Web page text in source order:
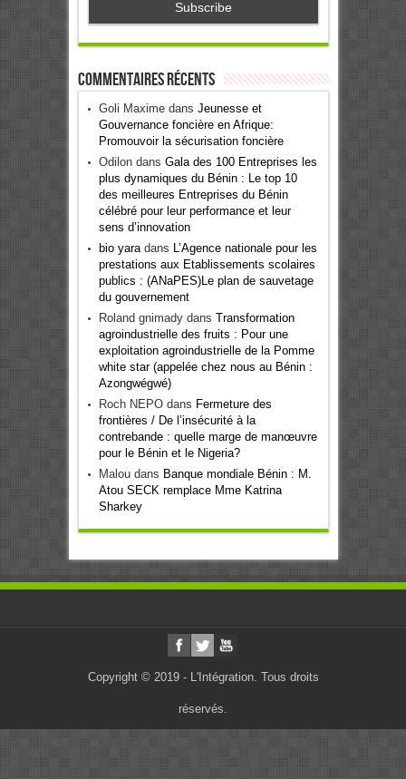
Commentaires récents
Goli Maximedans Jeunesse et
Gouvernance foncière en Afrique:
Promouvoir la sécurisation foncière
Odilondans Gala des 100 Entreprises les
plus dynamiques du Bénin : Le top 10
des meilleures Entreprises du Bénin
célébré pour leur performance et leur
sens d’innovation
bio yaradans
L’Agence nationale pour les
prestations aux Etablissements scolaires
publics : (ANaPES)Le plan de sauvetage
du gouvernement
Roland gnimadydans Transformation
agroindustrielle des fruits : Pour une
exploitation agroindustrielle de la Pomme
white star (appelée chez nous au Bénin :
Azongwégwé)
Roch NEPOdans Fermeture des
frontières / De l’insécurité à la
contrebande : quelle marge de manœuvre
pour le Bénin et le Nigeria?
Maloudans Banque mondiale Bénin : M.
Atou SECK remplace Mme Katrina
Sharkey
Copyright © 2019 - L'Intégration. Tous droits
réservés.